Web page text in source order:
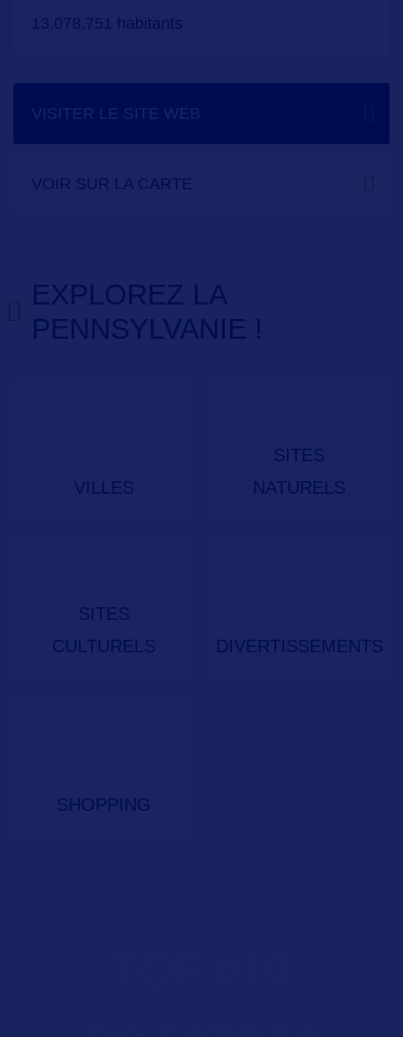
13.078.751 habitants
VISITER LE SITE WEB
VOIR SUR LA CARTE
EXPLOREZ LA
PENNSYLVANIE !
VILLES
SITES
NATURELS
SITES
CULTURELS
DIVERTISSEMENTS
SHOPPING